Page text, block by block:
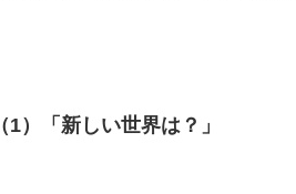
1）「新しい世界は？」